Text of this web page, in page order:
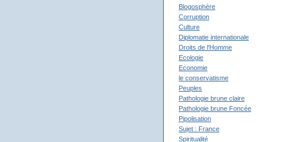
Blogosphère
Corruption
Culture
Diplomatie internationale
Droits de l'Homme
Ecologie
Economie
le conservatisme
Peuples
Pathologie brune claire
Pathologie brune Foncée
Pipolisation
Sujet : France
Spiritualité